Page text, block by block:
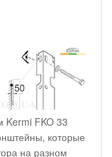
Kermi FKO 33
которые
на разном